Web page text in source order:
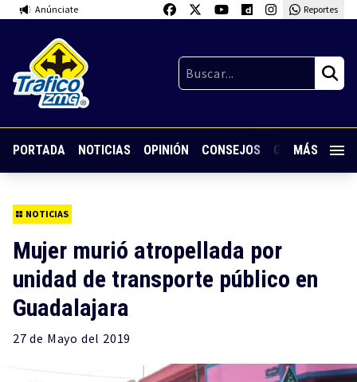
Anúnciate Reportes
PORTADA NOTICIAS OPINIÓN CONSEJOS GUARDIA
MÁS
NOTICIAS
Mujer murió atropellada por
unidad de transporte público en
Guadalajara
27 de Mayo del 2019